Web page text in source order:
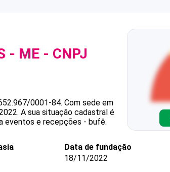
- ME - CNPJ
0001-84. Com sede em
A sua situação cadastral é
eventos e recepções - bufê.
Data de fundação
18/11/2022